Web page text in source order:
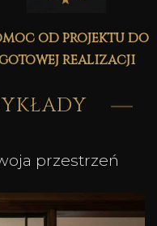
od projektu do
realizacji
przestrzeń